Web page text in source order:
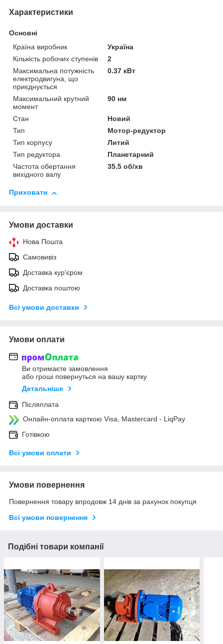
Характеристики
Основні
Країна виробник
Україна
Кількість робочих ступенів
2
Максимальна потужність
електродвигуна, що
приєднується
0.37 кВт
Максимальний крутний
момент
90 нм
Стан
Новий
Тип
Мотор-редуктор
Тип корпусу
Литий
Тип редуктора
Планетарний
Частота обертання
вихідного валу
35.5 об/хв
Приховати
Умови доставки
Нова Пошта
Самовивіз
Доставка кур'єром
Доставка поштою
Всі умови доставки
Умови оплати
Ви отримаєте замовлення
або гроші повернуться на вашу картку
Детальніше
Післяплата
Онлайн-оплата карткою Visa, Mastercard - LiqPay
Готівкою
Всі умови оплати
Умови повернення
Повернення товару впродовж 14 днів за рахунок покупця
Всі умови повернення
Подібні товари компанії